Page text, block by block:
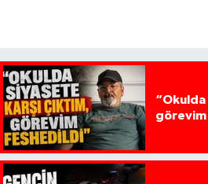
“Okulda